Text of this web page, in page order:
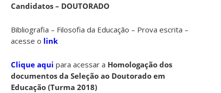
Candidatos – DOUTORADO
Bibliografia – Filosofia da Educação – Prova escrita –
acesse o link
Clique aqui para acessar a Homologação dos
documentos da Seleção ao Doutorado em
Educação (Turma 2018)